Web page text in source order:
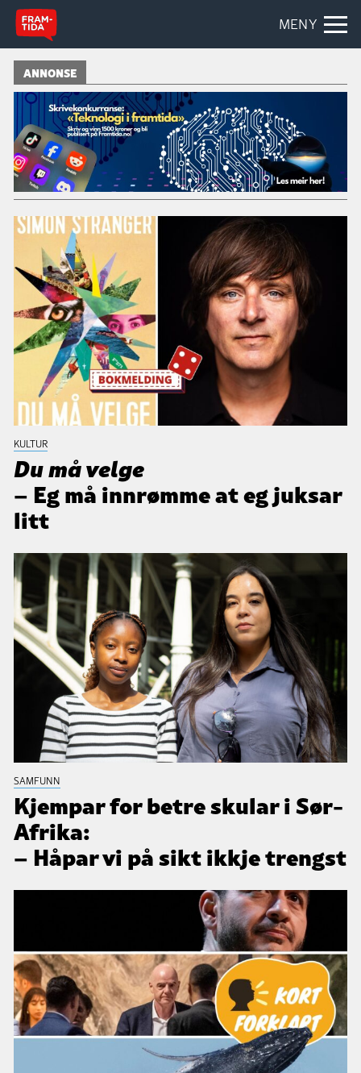
MENY
ANNONSE
KULTUR
Du må velge
– Eg må innrømme at eg juksar
litt
SAMFUNN
Kjempar for betre skular i Sør-
Afrika:
– Håpar vi på sikt ikkje trengst